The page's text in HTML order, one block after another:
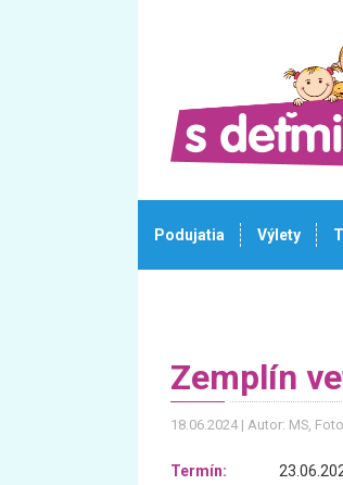
Podujatia Výlety
Zemplín
18.06.2024 Autor: MS,
Termín: